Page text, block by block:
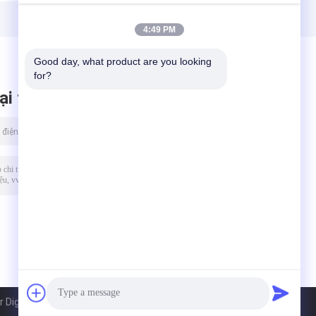
tin nhắn
Supplier Co., Ltd.. All Rights Reserved.
4:49 PM
Good day, what product are you looking
for?